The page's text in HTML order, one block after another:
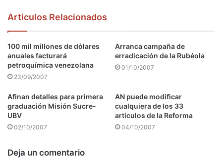
Articulos Relacionados
100 mil millones de dólares
anuales facturará
petroquímica venezolana
23/09/2007
Arranca campaña de
erradicación de la Rubéola
01/10/2007
Afinan detalles para primera
graduación Misión Sucre-
UBV
02/10/2007
AN puede modificar
cualquiera de los 33
artículos de la Reforma
04/10/2007
Deja un comentario